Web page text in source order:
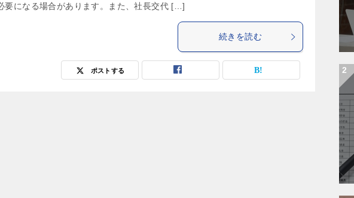
要になる場合があります。また、社長交代 […]
続きを読む
ポストする